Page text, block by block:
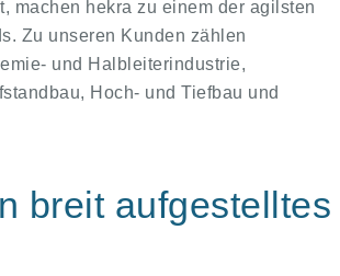
machen hekra zu einem der agilsten
Zu unseren Kunden zählen
und Halbleiterindustrie,
Hoch- und Tiefbau und
breit aufgestelltes